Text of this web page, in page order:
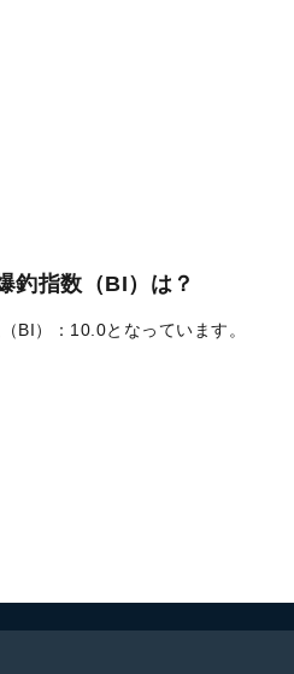
釣指数（BI）は？
BI）：10.0となっています。